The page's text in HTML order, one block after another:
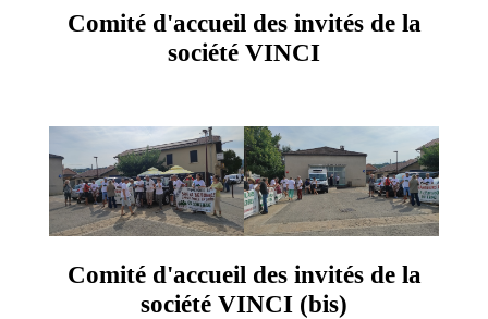
Comité d'accueil des invités de la
société VINCI
Comité d'accueil des invités de la
société VINCI (bis)